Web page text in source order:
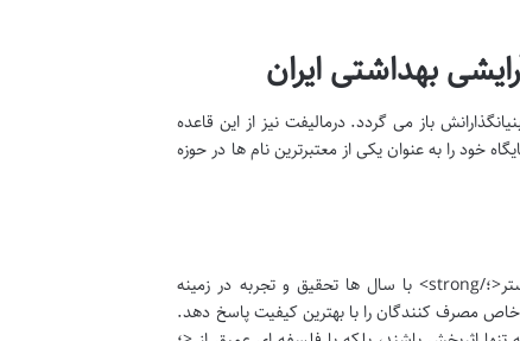
بهداشتی ایران
باز می گردد. درمالیفت نیز از این قاعده
را به عنوان یکی از معتبرترین نام ها در حوزه
سفر درمالیفت از سال 1393 آغاز شد، زمانی که شرکت <؛strong>کیمیافارمد گیتی گستر<؛/strong> با سال ها تحقیق و تجربه در زمینه
خاص مصرف کنندگان را با بهترین کیفیت پاسخ دهد.